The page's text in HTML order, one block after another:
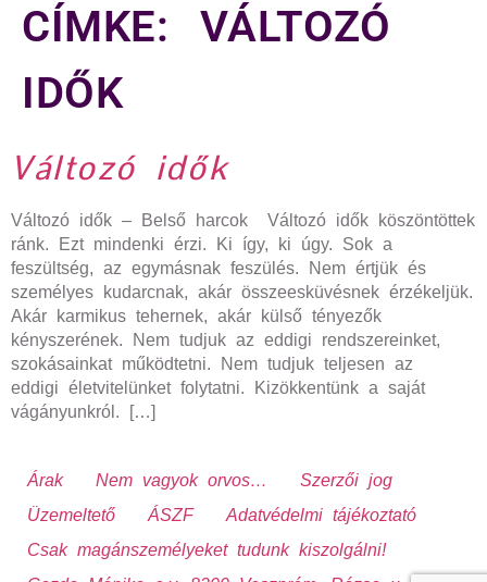
CÍMKE: VÁLTOZÓ
IDŐK
Változó idők
Változó idők – Belső harcok Változó idők köszöntöttek
ránk. Ezt mindenki érzi. Ki így, ki úgy. Sok a
feszültség, az egymásnak feszülés. Nem értjük és
személyes kudarcnak, akár összeesküvésnek érzékeljük.
Akár karmikus tehernek, akár külső tényezők
kényszerének. Nem tudjuk az eddigi rendszereinket,
szokásainkat működtetni. Nem tudjuk teljesen az
eddigi életvitelünket folytatni. Kizökkentünk a saját
vágányunkról. […]
Árak Nem vagyok orvos…
Szerzői jog
Üzemeltető
ÁSZF
Adatvédelmi tájékoztató
Csak magánszemélyeket tudunk kiszolgálni!